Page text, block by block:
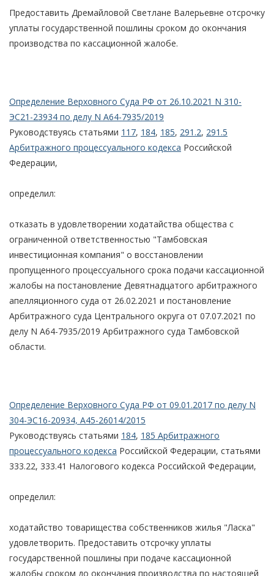
Предоставить Дремайловой Светлане Валерьевне отсрочку
уплаты государственной пошлины сроком до окончания
производства по кассационной жалобе.
Определение Верховного Суда РФ от 26.10.2021 N 310-
ЭС21-23934 по делу N А64-7935/2019
Руководствуясь статьями 117, 184, 185, 291.2, 291.5
Арбитражного процессуального кодекса Российской
Федерации,
определил:
отказать в удовлетворении ходатайства общества с
ограниченной ответственностью "Тамбовская
инвестиционная компания" о восстановлении
пропущенного процессуального срока подачи кассационной
жалобы на постановление Девятнадцатого арбитражного
апелляционного суда от 26.02.2021 и постановление
Арбитражного суда Центрального округа от 07.07.2021 по
делу N А64-7935/2019 Арбитражного суда Тамбовской
области.
Определение Верховного Суда РФ от 09.01.2017 по делу N
304-ЭС16-20934, А45-26014/2015
Руководствуясь статьями 184, 185 Арбитражного
процессуального кодекса Российской Федерации, статьями
333.22, 333.41 Налогового кодекса Российской Федерации,
определил:
ходатайство товарищества собственников жилья "Ласка"
удовлетворить. Предоставить отсрочку уплаты
государственной пошлины при подаче кассационной
жалобы сроком до окончания производства по настоящей